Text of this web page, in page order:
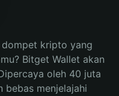
dompet kripto yang
Bitget Wallet akan
oleh 40 juta
bebas menjelajahi